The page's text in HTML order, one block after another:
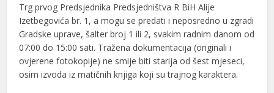
Trg prvog Predsjednika Predsjedništva R BiH Alije
Izetbegovića br. 1, a mogu se predati i neposredno u zgradi
Gradske uprave, šalter broj 1 ili 2, svakim radnim danom od
07:00 do 15:00 sati. Tražena dokumentacija (originali i
ovjerene fotokopije) ne smije biti starija od šest mjeseci,
osim izvoda iz matičnih knjiga koji su trajnog karaktera.